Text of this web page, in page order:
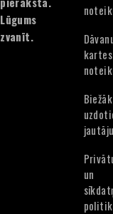
Lūgums
zvanīt.
kartes
Biežāk
un